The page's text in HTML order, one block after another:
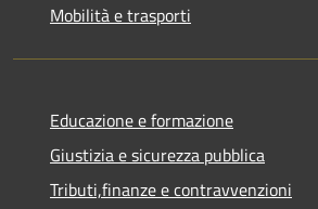
Mobilità e trasporti
Educazione e formazione
Giustizia e sicurezza pubblica
Tributi,finanze e contravvenzioni